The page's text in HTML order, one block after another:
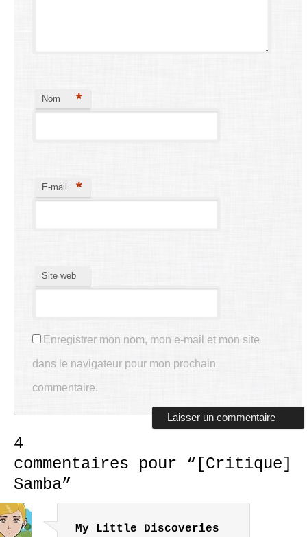
Nom *
E-mail *
Site web
Enregistrer mon nom, mon e-mail et mon site
dans le navigateur pour mon prochain
commentaire.
4
commentaires pour “ [Critique]
Samba”
My Little Discoveries